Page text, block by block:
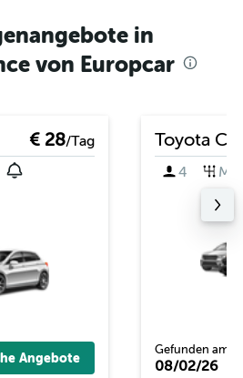
in
von Europcar
€ 28/Tag
Angebote
Toyota C-
4 M
Gefunden am
08/02/26